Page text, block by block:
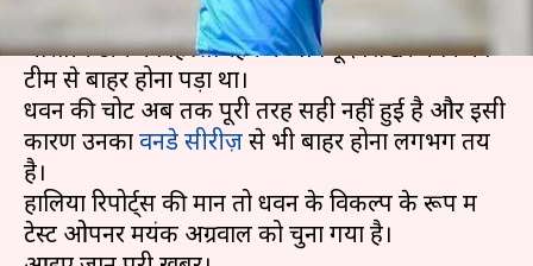
चोट के कारण वेस्टइंडीज के खिलाफ टी-20 सीरीज़ में
भारतीय टीम का हिस्सा रहने के बावजूद शिखर धवन को
टीम से बाहर होना पड़ा था।
धवन की चोट अब तक पूरी तरह सही नहीं हुई है और इसी
कारण उनकावनडे सीरीज़से भी बाहर होना लगभग तय
है।
हालिया रिपोर्ट्स की मानें तो धवन के विकल्प के रूप में
टेस्ट ओपनर मयंक अग्रवाल को चुना गया है।